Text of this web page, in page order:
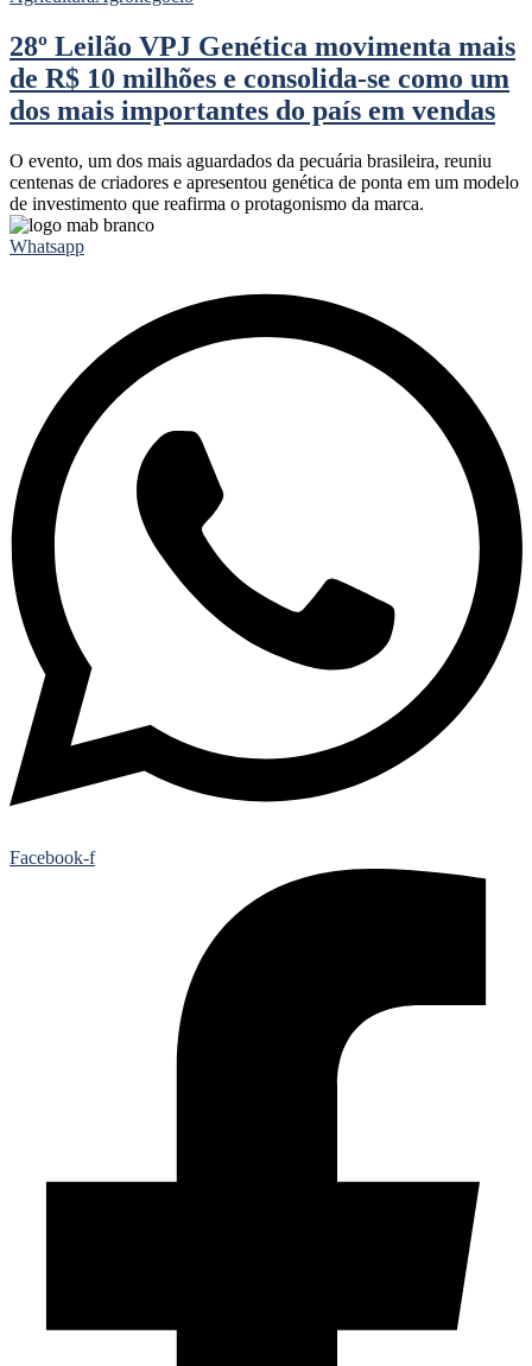
28º Leilão VPJ Genética movimenta mais
de R$ 10 milhões e consolida-se como um
dos mais importantes do país em vendas
O evento, um dos mais aguardados da pecuária brasileira, reuniu
centenas de criadores e apresentou genética de ponta em um modelo
de investimento que reafirma o protagonismo da marca.
Whatsapp
Facebook-f